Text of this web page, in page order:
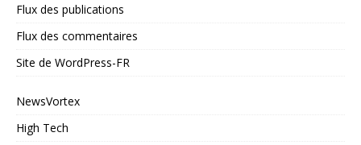
Flux des publications
Flux des commentaires
Site de WordPress-FR
NewsVortex
High Tech